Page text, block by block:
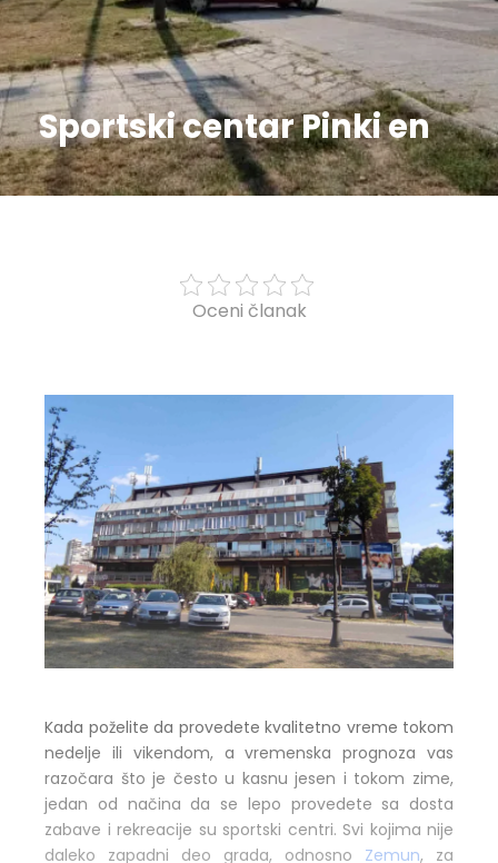
Sportski centar Pinki en
Oceni članak
Kada poželite da provedete kvalitetno vreme tokom
nedelje ili vikendom, a vremenska prognoza vas
razočara što je često u kasnu jesen i tokom zime,
jedan od načina da se lepo provedete sa dosta
zabave i rekreacije su sportski centri. Svi kojima nije
daleko zapadni deo grada, odnosno Zemun, za